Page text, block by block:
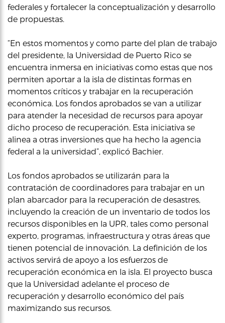
federales y fortalecer la conceptualización y desarrollo
de propuestas.
“En estos momentos y como parte del plan de trabajo
del presidente, la Universidad de Puerto Rico se
encuentra inmersa en iniciativas como estas que nos
permiten aportar a la isla de distintas formas en
momentos críticos y trabajar en la recuperación
económica. Los fondos aprobados se van a utilizar
para atender la necesidad de recursos para apoyar
dicho proceso de recuperación. Esta iniciativa se
alinea a otras inversiones que ha hecho la agencia
federal a la universidad”, explicó Bachier.
Los fondos aprobados se utilizarán para la
contratación de coordinadores para trabajar en un
plan abarcador para la recuperación de desastres,
incluyendo la creación de un inventario de todos los
recursos disponibles en la UPR, tales como personal
experto, programas, infraestructura y otras áreas que
tienen potencial de innovación. La definición de los
activos servirá de apoyo a los esfuerzos de
recuperación económica en la isla. El proyecto busca
que la Universidad adelante el proceso de
recuperación y desarrollo económico del país
maximizando sus recursos.